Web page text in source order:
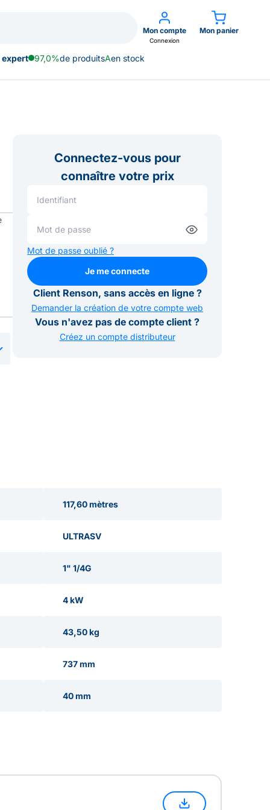
Mon compte
Connexion
Mon panier
expert 97,0%de produitsAen stock
Connectez-vous pour
connaître votre prix
Mot de passe oublié ?
Je me connecte
Client Renson, sans accès en ligne ?
Demander la création de votre compte web
Vous n'avez pas de compte client ?
Créez un compte distributeur
117,60 mètres
ULTRASV
1" 1/4G
4 kW
43,50 kg
737 mm
40 mm